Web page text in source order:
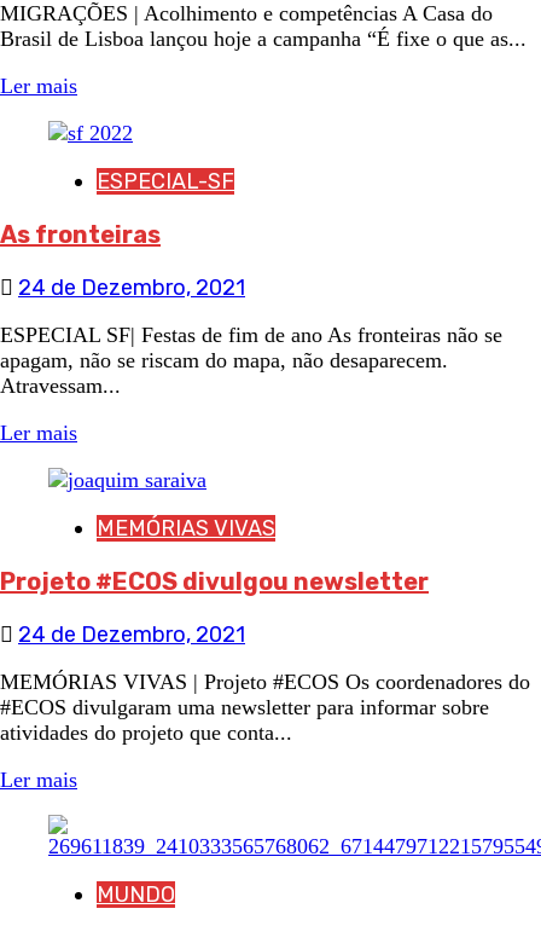
MIGRAÇÕES | Acolhimento e competências A Casa do
Brasil de Lisboa lançou hoje a campanha “É fixe o que as...
Ler mais
ESPECIAL-SF
As fronteiras
24 de Dezembro, 2021
ESPECIAL SF| Festas de fim de ano As fronteiras não se
apagam, não se riscam do mapa, não desaparecem.
Atravessam...
Ler mais
MEMÓRIAS VIVAS
Projeto #ECOS divulgou newsletter
24 de Dezembro, 2021
MEMÓRIAS VIVAS | Projeto #ECOS Os coordenadores do
#ECOS divulgaram uma newsletter para informar sobre
atividades do projeto que conta...
Ler mais
MUNDO